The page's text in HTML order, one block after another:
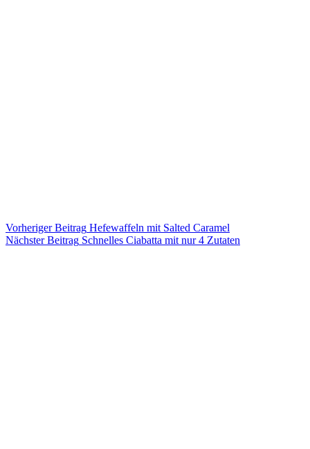
VorherigerBeitrag Hefewaffeln mit Salted Caramel
NächsterBeitrag Schnelles Ciabatta mit nur 4 Zutaten